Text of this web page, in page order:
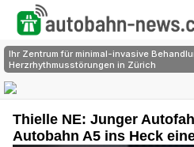
Thielle NE: Junger
Autobahn A5 ins Heck